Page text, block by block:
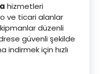
hizmetleri
ve ticari alanlar
düzenli
güvenli şekilde
indirmek için hızlı